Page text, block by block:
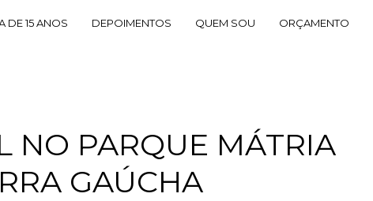
DE 15 ANOS DEPOIMENTOS QUEM SOU ORÇAMENTO
NO PARQUE MÁTRIA
GAÚCHA